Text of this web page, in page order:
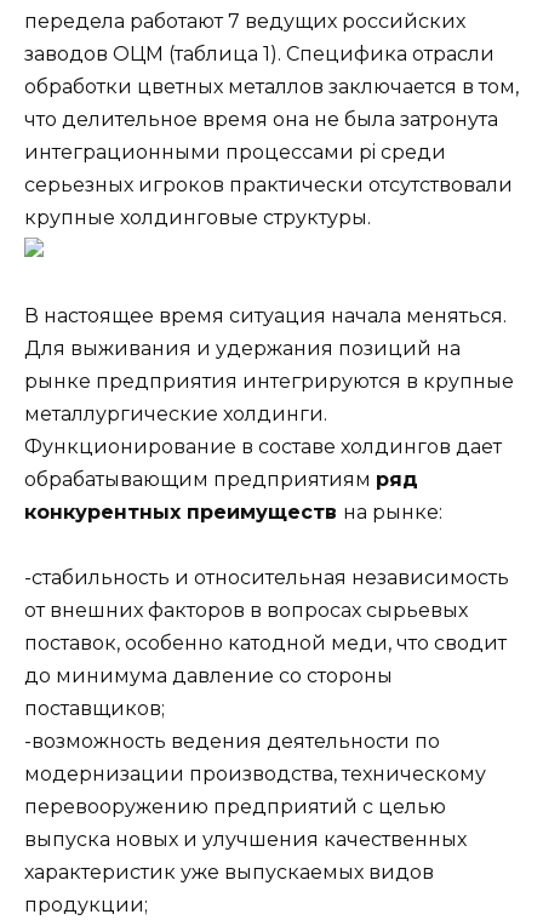
передела работают 7 ведущих российских
заводов ОЦМ (таблица 1). Специфика отрасли
обработки цветных металлов заключается в том,
что делительное время она не была затронута
интеграционными процессами pi среди
серьезных игроков практически отсутствовали
крупные холдинговые структуры.
В настоящее время ситуация начала меняться.
Для выживания и удержания позиций на
рынке предприятия интегрируются в крупные
металлургические холдинги.
Функционирование в составе холдингов дает
обрабатывающим предприятиям ряд
конкурентных преимуществ на рынке:
-стабильность и относительная независимость
от внешних факторов в вопросах сырьевых
поставок, особенно катодной меди, что сводит
до минимума давление со стороны
поставщиков;
-возможность ведения деятельности по
модернизации производства, техническому
перевооружению предприятий с целью
выпуска новых и улучшения качественных
характеристик уже выпускаемых видов
продукции;